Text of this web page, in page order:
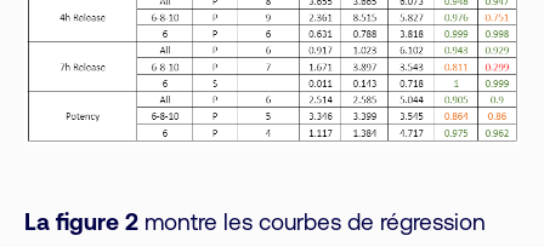
La figure 2 montre les courbes de régression